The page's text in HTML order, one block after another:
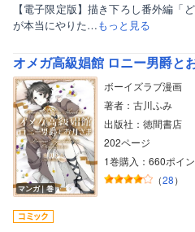
【電子限定版】描き下ろし番外編「
が本当にやりた…もっと見る
マンガ｜巻
ボーイズラブ漫画
著者：古川ふみ
出版社：徳間書店
202ページ
1巻購入：660ポイン
（28）